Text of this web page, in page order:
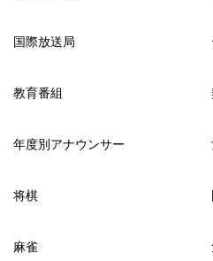
国際放送局
教育番組
年度別アナウンサー
将棋
麻雀